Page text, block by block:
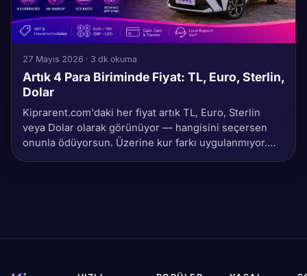
27 Mayıs 2026 · 3 dk okuma
Artık 4 Para Biriminde Fiyat: TL, Euro, Sterlin,
Dolar
Kiprarent.com'daki her fiyat artık TL, Euro, Sterlin
veya Dolar olarak görünüyor — hangisini seçersen
onunla ödüyorsun. Üzerine kur farkı uygulanmıyor.